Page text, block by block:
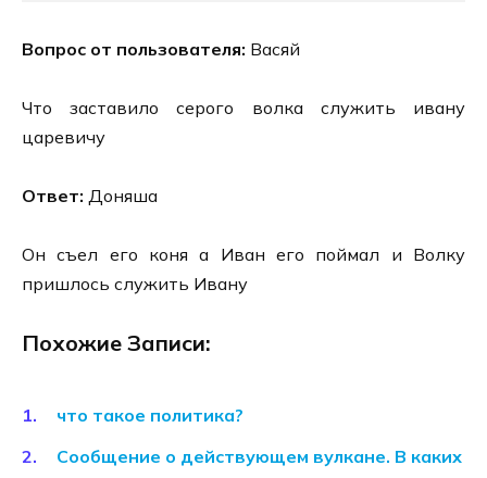
Вопрос от пользователя: Васяй
Что заставило серого волка служить ивану
царевичу
Ответ: Доняша
Он съел его коня а Иван его поймал и Волку
пришлось служить Ивану
Похожие Записи:
что такое политика?
Сообщение о действующем вулкане. В каких